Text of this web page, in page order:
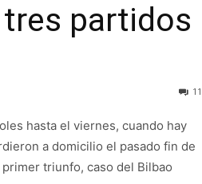
partidos
11
hasta el viernes, cuando hay
a domicilio el pasado fin de
triunfo, caso del Bilbao